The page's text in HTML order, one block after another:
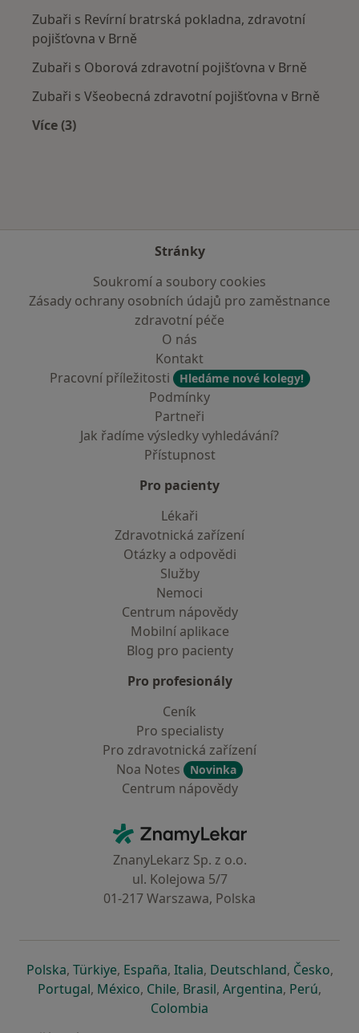
Zubaři s Revírní bratrská pokladna, zdravotní
pojišťovna v Brně
Zubaři s Oborová zdravotní pojišťovna v Brně
Zubaři s Všeobecná zdravotní pojišťovna v Brně
Více (3)
Stránky
Soukromí a soubory cookies
Zásady ochrany osobních údajů pro zaměstnance
zdravotní péče
O nás
Kontakt
Pracovní příležitosti
Hledáme nové kolegy!
Podmínky
Partneři
Jak řadíme výsledky vyhledávání?
Přístupnost
Pro pacienty
Lékaři
Zdravotnická zařízení
Otázky a odpovědi
Služby
Nemoci
Centrum nápovědy
Mobilní aplikace
Blog pro pacienty
Pro profesionály
Ceník
Pro specialisty
Pro zdravotnická zařízení
Noa Notes
Novinka
Centrum nápovědy
ZnamyLekar - Hlavní stránka
ZnanyLekarz Sp. z o.o.
ul. Kolejowa 5/7
01-217 Warszawa, Polska
Polskase otevře v nové záložce
, Türkiyese otevře v nové záložce
, Españase otevře v nové záložce
, Italiase otevře v nové záložce
, Deutschlandse otevře v
, Českose
,
Portugalse otevře v nové záložce
, Méxicose otevře v nové záložce
, Chilese otevře v nové záložce
, Brasilse otevře v nové
, Argentinase otevře v
, Perúse
,
Colombia